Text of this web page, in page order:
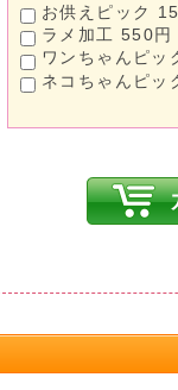
お供えピック
ラメ加工 550円
ワンちゃんピッ
ネコちゃんピッ